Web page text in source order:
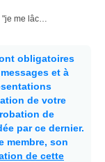
Rubrique "je me lâche"
obligatoires
et à
de votre
de
par ce dernier.
membre, son
de cette